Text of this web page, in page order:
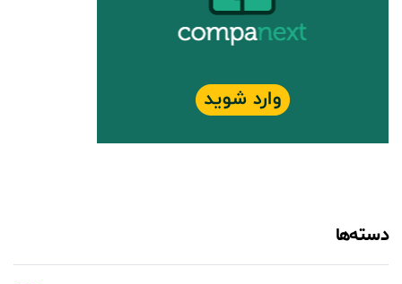
دسته‌ها